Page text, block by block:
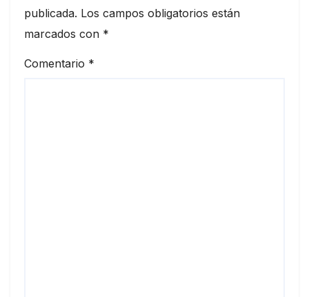
publicada. Los campos obligatorios están
marcados con *
Comentario *